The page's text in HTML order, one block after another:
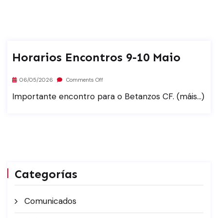
Horarios Encontros 9-10 Maio
06/05/2026 Comments Off
Importante encontro para o Betanzos CF. (máis…)
Categorías
Comunicados